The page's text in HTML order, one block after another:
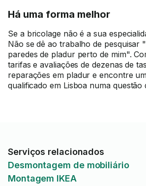
Há uma forma melhor
Se a bricolage não é a sua
Não se dê ao trabalho de pesquisar
paredes de pladur perto de mim".
tarifas e avaliações de dezenas de
reparações em pladur e encontre
qualificado em Lisboa numa questão
Serviços relacionados
Desmontagem de mobiliário
Montagem IKEA